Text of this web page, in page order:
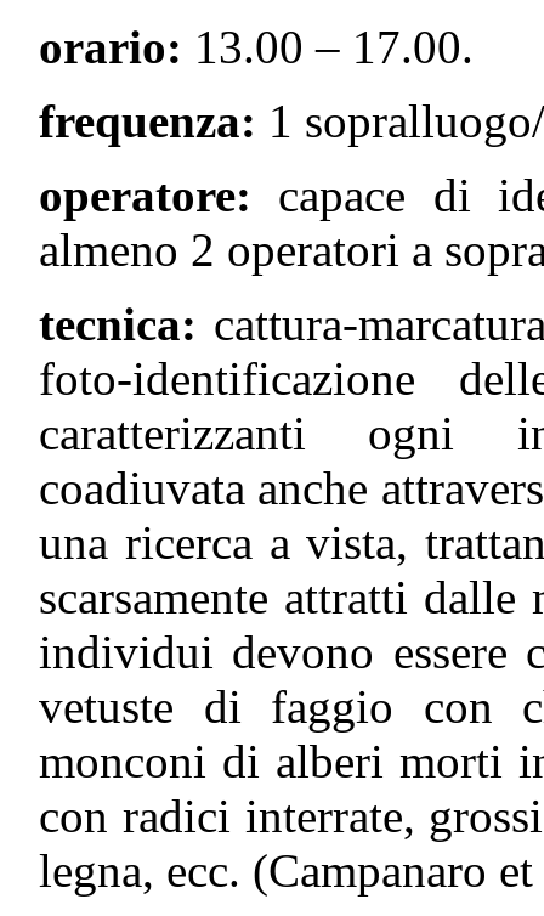
orario: 13.00 – 17.00.
frequenza: 1
operatore: capace di
almeno 2 operatori a
tecnica: cattura-
foto-identificazione
caratterizzanti ogni
coadiuvata anche
una ricerca a vista,
scarsamente attratti
individui devono essere
vetuste di faggio con
monconi di alberi morti
con radici interrate,
legna, ecc. (Campanaro